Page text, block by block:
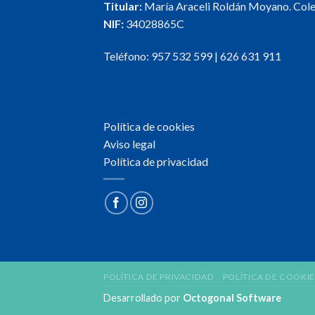
Titular: María Araceli Roldán Moyano.
NIF: 34028865C
Teléfono: 957 532 599| 626 631 911
Política de cookies
Aviso legal
Política de privacidad
POLÍTICA DE PRIVACIDAD POLÍTICA DE
Desarrollado por Octogonal Software